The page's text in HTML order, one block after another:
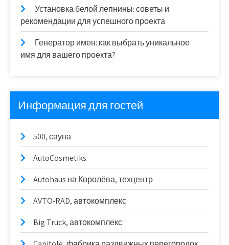
Установка белой лепнины: советы и
рекомендации для успешного проекта
Генератор имен: как выбрать уникальное
имя для вашего проекта?
Информация для гостей
500, сауна
AutoCosmetiks
Autohaus на Королёва, техцентр
AVTO-RAD, автокомплекс
Big Truck, автокомплекс